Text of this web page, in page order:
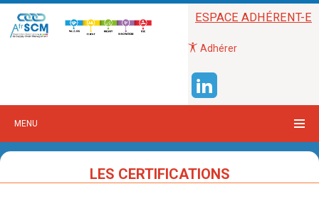
ESPACE ADHÉRENT-E
Adhérer
MENU
LES CERTIFICATIONS